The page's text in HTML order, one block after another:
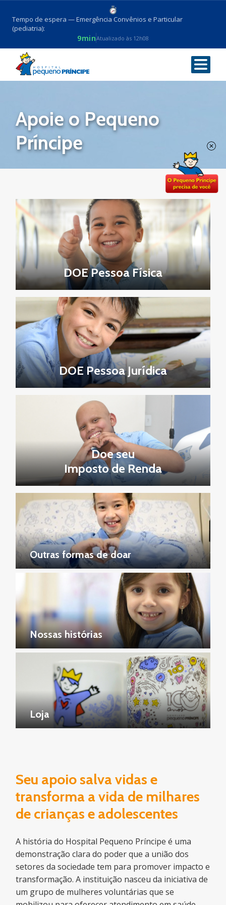
Tempo de espera — Emergência Convênios e Particular
(pediatria):
9minAtualizado às 12h08
Voltar
Apoie o Pequeno
Príncipe
DOE Pessoa Física
DOE Pessoa Jurídica
Doe seu
Imposto de Renda
Outras formas de doar
Nossas histórias
Loja
Seu apoio salva vidas e
transforma a vida de milhares
de crianças e adolescentes
A história do Hospital Pequeno Príncipe é uma
demonstração clara do poder que a união dos
setores da sociedade tem para promover impacto e
transformação. A instituição nasceu da iniciativa de
um grupo de mulheres voluntárias que se